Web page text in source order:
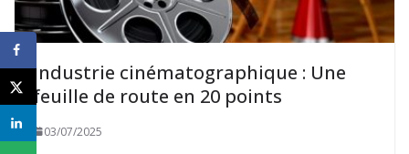
Industrie cinématographique : Une
feuille de route en 20 points
03/07/2025